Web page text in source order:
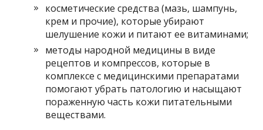
косметические средства (мазь, шампунь,
крем и прочие), которые убирают
шелушение кожи и питают ее витаминами;
методы народной медицины в виде
рецептов и компрессов, которые в
комплексе с медицинскими препаратами
помогают убрать патологию и насыщают
пораженную часть кожи питательными
веществами.